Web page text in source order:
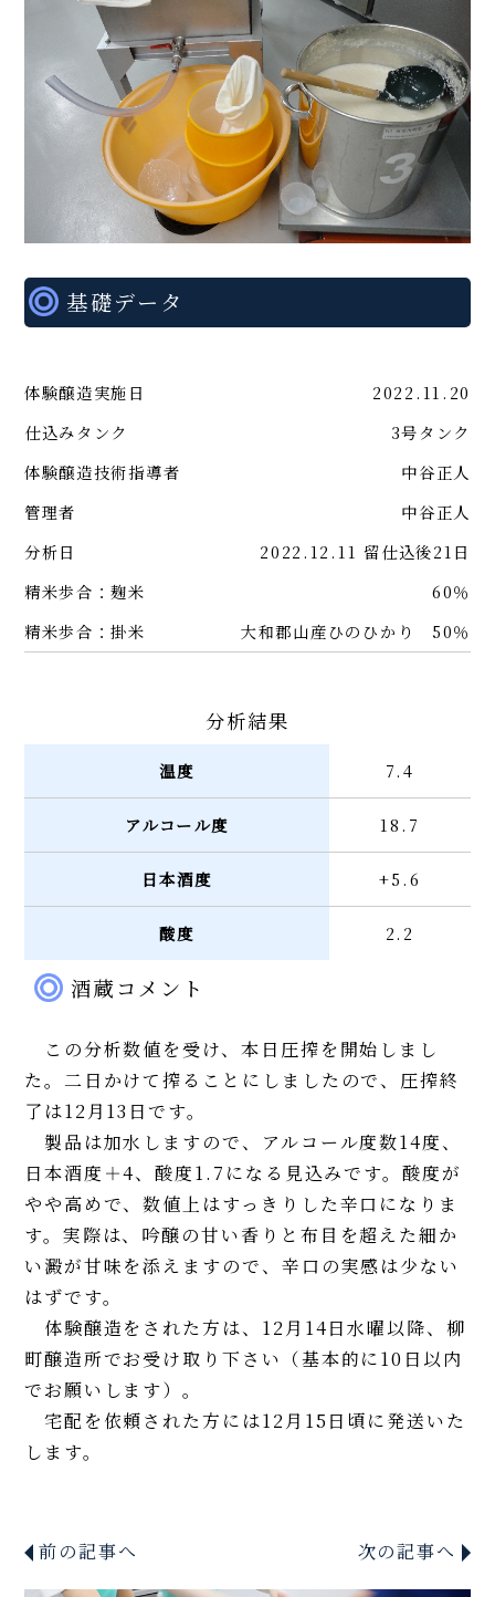
基礎データ
体験醸造実施日
2022.11.20
仕込みタンク
3号タンク
体験醸造技術指導者
中谷正人
管理者
中谷正人
分析日
2022.12.11 留仕込後21日
精米歩合：麹米
60％
精米歩合：掛米
大和郡山産ひのひかり 50％
分析結果
温度 7.4
アルコール度 18.7
日本酒度 +5.6
酸度 2.2
酒蔵コメント
この分析数値を受け、本日圧搾を開始しまし
た。二日かけて搾ることにしましたので、圧搾終
了は12月13日です。
製品は加水しますので、アルコール度数14度、
日本酒度＋4、酸度1.7になる見込みです。酸度が
やや高めで、数値上はすっきりした辛口になりま
す。実際は、吟醸の甘い香りと布目を超えた細か
い澱が甘味を添えますので、辛口の実感は少ない
はずです。
体験醸造をされた方は、12月14日水曜以降、柳
町醸造所でお受け取り下さい（基本的に10日以内
でお願いします）。
宅配を依頼された方には12月15日頃に発送いた
します。
前の記事へ 次の記事へ